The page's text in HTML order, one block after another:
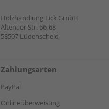
Holzhandlung Eick GmbH
Altenaer Str. 66-68
58507 Lüdenscheid
Zahlungsarten
PayPal
Onlineüberweisung